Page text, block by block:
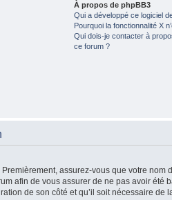
À propos de phpBB3
Qui a développé ce logiciel
Pourquoi la fonctionnalité X
Qui dois-je contacter à
ce forum ?
assurez-vous que votre nom
afin de vous assurer de ne pas avoir été
de son côté et qu’il soit nécessaire de